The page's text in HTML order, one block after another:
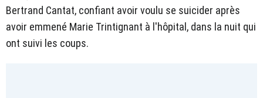
Bertrand Cantat, confiant avoir voulu se suicider après
avoir emmené Marie Trintignant à l'hôpital, dans la nuit qui
ont suivi les coups.